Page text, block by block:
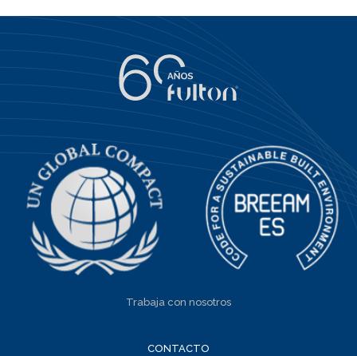
Trabaja con nosotros
CONTACTO